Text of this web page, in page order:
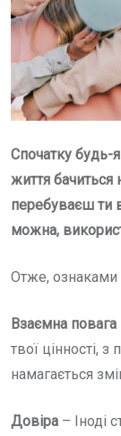
Спочатку будь-
життя
перебуваєш ти
можна,
Отже, ознаками
Взаємна повага
твої цінності,
намагається
Довіра – Іноді